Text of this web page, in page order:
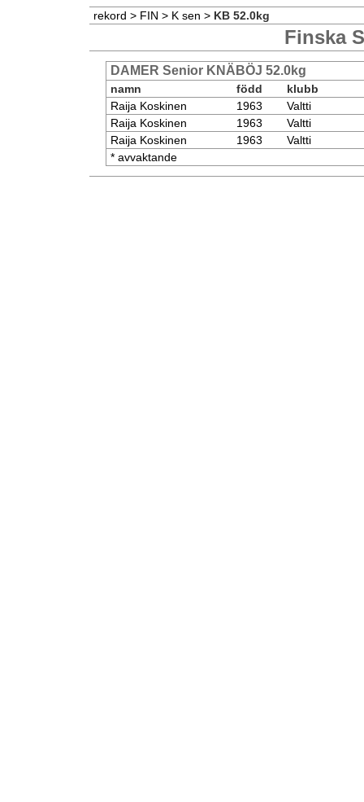
rekord > FIN > K sen > KB 52.0kg
Finska
DAMER Senior KNÄBÖJ 52.0kg
namn född
klubb
Raija Koskinen
1963
Valtti
Raija Koskinen
1963
Valtti
Raija Koskinen
1963
Valtti
* avvaktande